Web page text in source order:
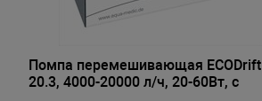
Помпа перемешивающая ECODrift
20.3, 4000-20000 л/ч, 20-60Вт, с